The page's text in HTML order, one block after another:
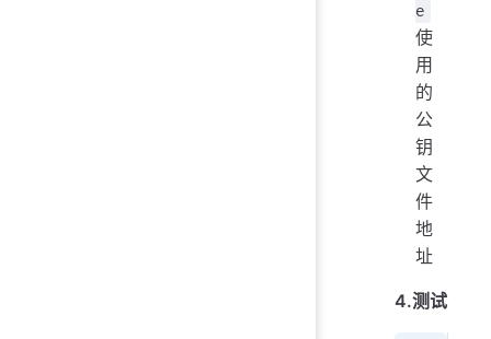
e
使
用
的
公
钥
文
件
地
址
4.测试